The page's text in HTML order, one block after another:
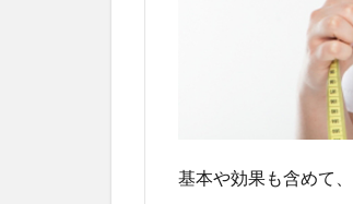
基本や効果も含めて、